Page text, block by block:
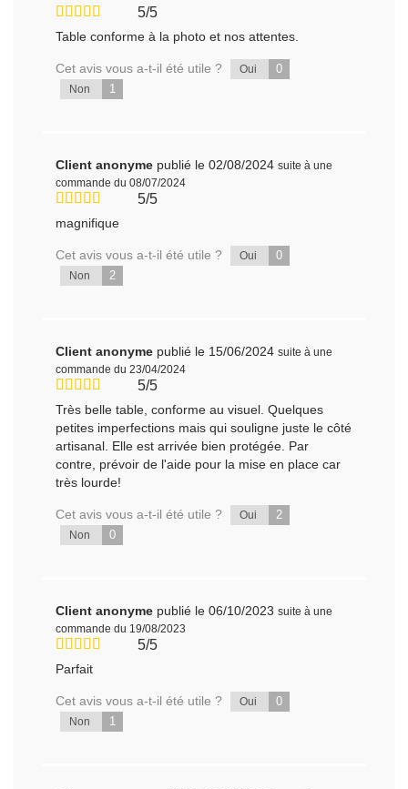
5/5
Table conforme à la photo et nos attentes.
Cet avis vous a-t-il été utile ? Oui 0
Non 1
Client anonyme publié le 02/08/2024 suite à une
commande du 08/07/2024
5/5
magnifique
Cet avis vous a-t-il été utile ? Oui 0
Non 2
Client anonyme publié le 15/06/2024 suite à une
commande du 23/04/2024
5/5
Très belle table, conforme au visuel. Quelques
petites imperfections mais qui souligne juste le côté
artisanal. Elle est arrivée bien protégée. Par
contre, prévoir de l'aide pour la mise en place car
très lourde!
Cet avis vous a-t-il été utile ? Oui 2
Non 0
Client anonyme publié le 06/10/2023 suite à une
commande du 19/08/2023
5/5
Parfait
Cet avis vous a-t-il été utile ? Oui 0
Non 1